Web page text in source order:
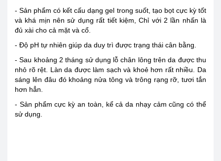
- Sản phẩm có kết cấu dạng gel trong suốt, tạo bọt cực kỳ tốt
và khá mịn nên sử dụng rất tiết kiệm, Chỉ với 2 lần nhấn là
đủ xài cho cả mặt và cổ.
- Độ pH tự nhiên giúp da duy trì được trạng thái cân bằng.
- Sau khoảng 2 tháng sử dụng lỗ chân lông trên da được thu
nhỏ rõ rệt. Làn da được làm sạch và khoẻ hơn rất nhiều. Da
sáng lên đâu đó khoảng nửa tông và trông rạng rỡ, tươi tắn
hơn hẳn.
- Sản phẩm cực kỳ an toàn, kể cả da nhạy cảm cũng có thể
sử dụng.